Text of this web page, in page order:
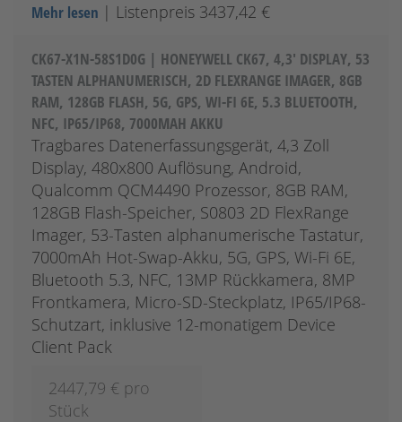
Mehr lesen | Listenpreis 3437,42 €
CK67-X1N-58S1D0G | HONEYWELL CK67, 4,3' DISPLAY, 53
TASTEN ALPHANUMERISCH, 2D FLEXRANGE IMAGER, 8GB
RAM, 128GB FLASH, 5G, GPS, WI-FI 6E, 5.3 BLUETOOTH,
NFC, IP65/IP68, 7000MAH AKKU
Tragbares Datenerfassungsgerät, 4,3 Zoll
Display, 480x800 Auflösung, Android,
Qualcomm QCM4490 Prozessor, 8GB RAM,
128GB Flash-Speicher, S0803 2D FlexRange
Imager, 53-Tasten alphanumerische Tastatur,
7000mAh Hot-Swap-Akku, 5G, GPS, Wi-Fi 6E,
Bluetooth 5.3, NFC, 13MP Rückkamera, 8MP
Frontkamera, Micro-SD-Steckplatz, IP65/IP68-
Schutzart, inklusive 12-monatigem Device
Client Pack
2447,79 € pro
Stück